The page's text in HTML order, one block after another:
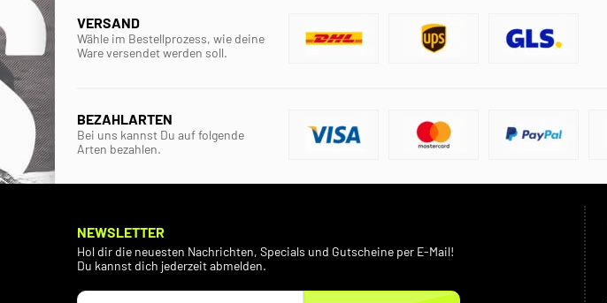
VERSAND
Wähle im Bestellprozess, wie deine
Ware versendet werden soll.
BEZAHLARTEN
Bei uns kannst Du auf folgende
Arten bezahlen.
NEWSLETTER
Hol dir die neuesten Nachrichten, Specials und Gutscheine per E-Mail!
Du kannst dich jederzeit abmelden.